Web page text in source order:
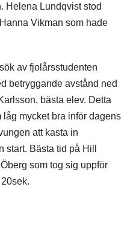
Helena Lundqvist stod
Vikman som hade
av fjolårsstudenten
betryggande avstånd ned
bästa elev. Detta
låg mycket bra inför dagens
att kasta in
start. Bästa tid på Hill
som tog sig uppför